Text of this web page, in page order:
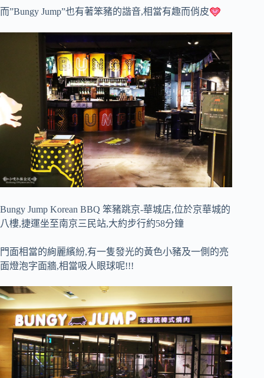
而”Bungy Jump”也有著笨豬的諧音,相當有趣而俏皮
Bungy Jump Korean BBQ 笨豬跳京-華城店,位於京華城的
八樓,捷運坐至南京三民站,大約步行約58分鐘
門面相當的絢麗繽紛,有一隻發光的黃色小豬及一側的亮
面燈泡字面牆,相當吸人眼球呢!!!